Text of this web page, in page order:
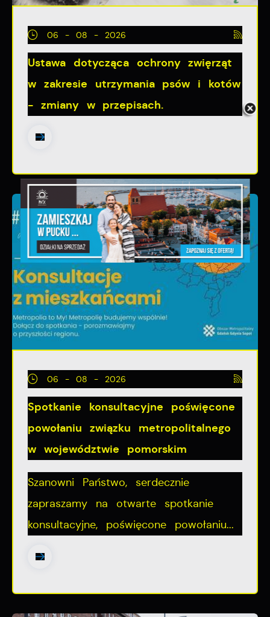
06 - 08 - 2026
Ustawa dotycząca ochrony zwięrząt
w zakresie utrzymania psów i kotów
- zmiany w przepisach.
06 - 08 - 2026
Spotkanie konsultacyjne poświęcone
powołaniu związku metropolitalnego
w województwie pomorskim
Szanowni Państwo, serdecznie
zapraszamy na otwarte spotkanie
konsultacyjne, poświęcone powołaniu...